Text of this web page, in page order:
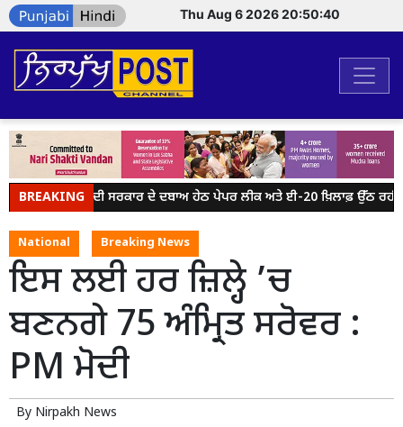
Thu Aug 6 2026 20:50:41
BREAKINGਮੋਦੀ ਸਰਕਾਰ ਦੇ ਦਬਾਅ ਹੇਠ ਪੇਪਰ ਲੀਕ ਅਤੇ ਈ-20 ਖ਼ਿਲਾਫ਼ ਉੱਠ ਰਹੀ
National Breaking News
ਇਸ ਲਈ ਹਰ ਜ਼ਿਲ੍ਹੇ ’ਚ
ਬਣਨਗੇ 75 ਅੰਮ੍ਰਿਤ ਸਰੋਵਰ :
PM ਮੋਦੀ
By Nirpakh News